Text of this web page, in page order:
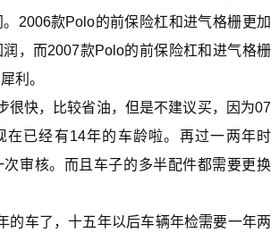
2006款Polo的前保险杠和进气格栅更加
，而2007款Polo的前保险杠和进气格栅
利。
很快，比较省油，但是不建议买，因为07
在已经有14年的车龄啦。再过一两年时
次审核。而且车子的多半配件都需要更换
的车了，十五年以后车辆年检需要一年两